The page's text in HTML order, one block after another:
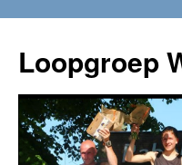
Loopgroep